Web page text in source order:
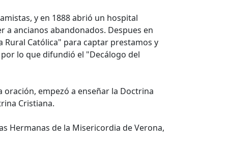
y en 1888 abrió un hospital
ancianos abandonados. Despues en
Rural Católica" para captar prestamos y
lo que difundió el "Decálogo del
empezó a enseñar la Doctrina
Cristiana.
Hermanas de la Misericordia de Verona,